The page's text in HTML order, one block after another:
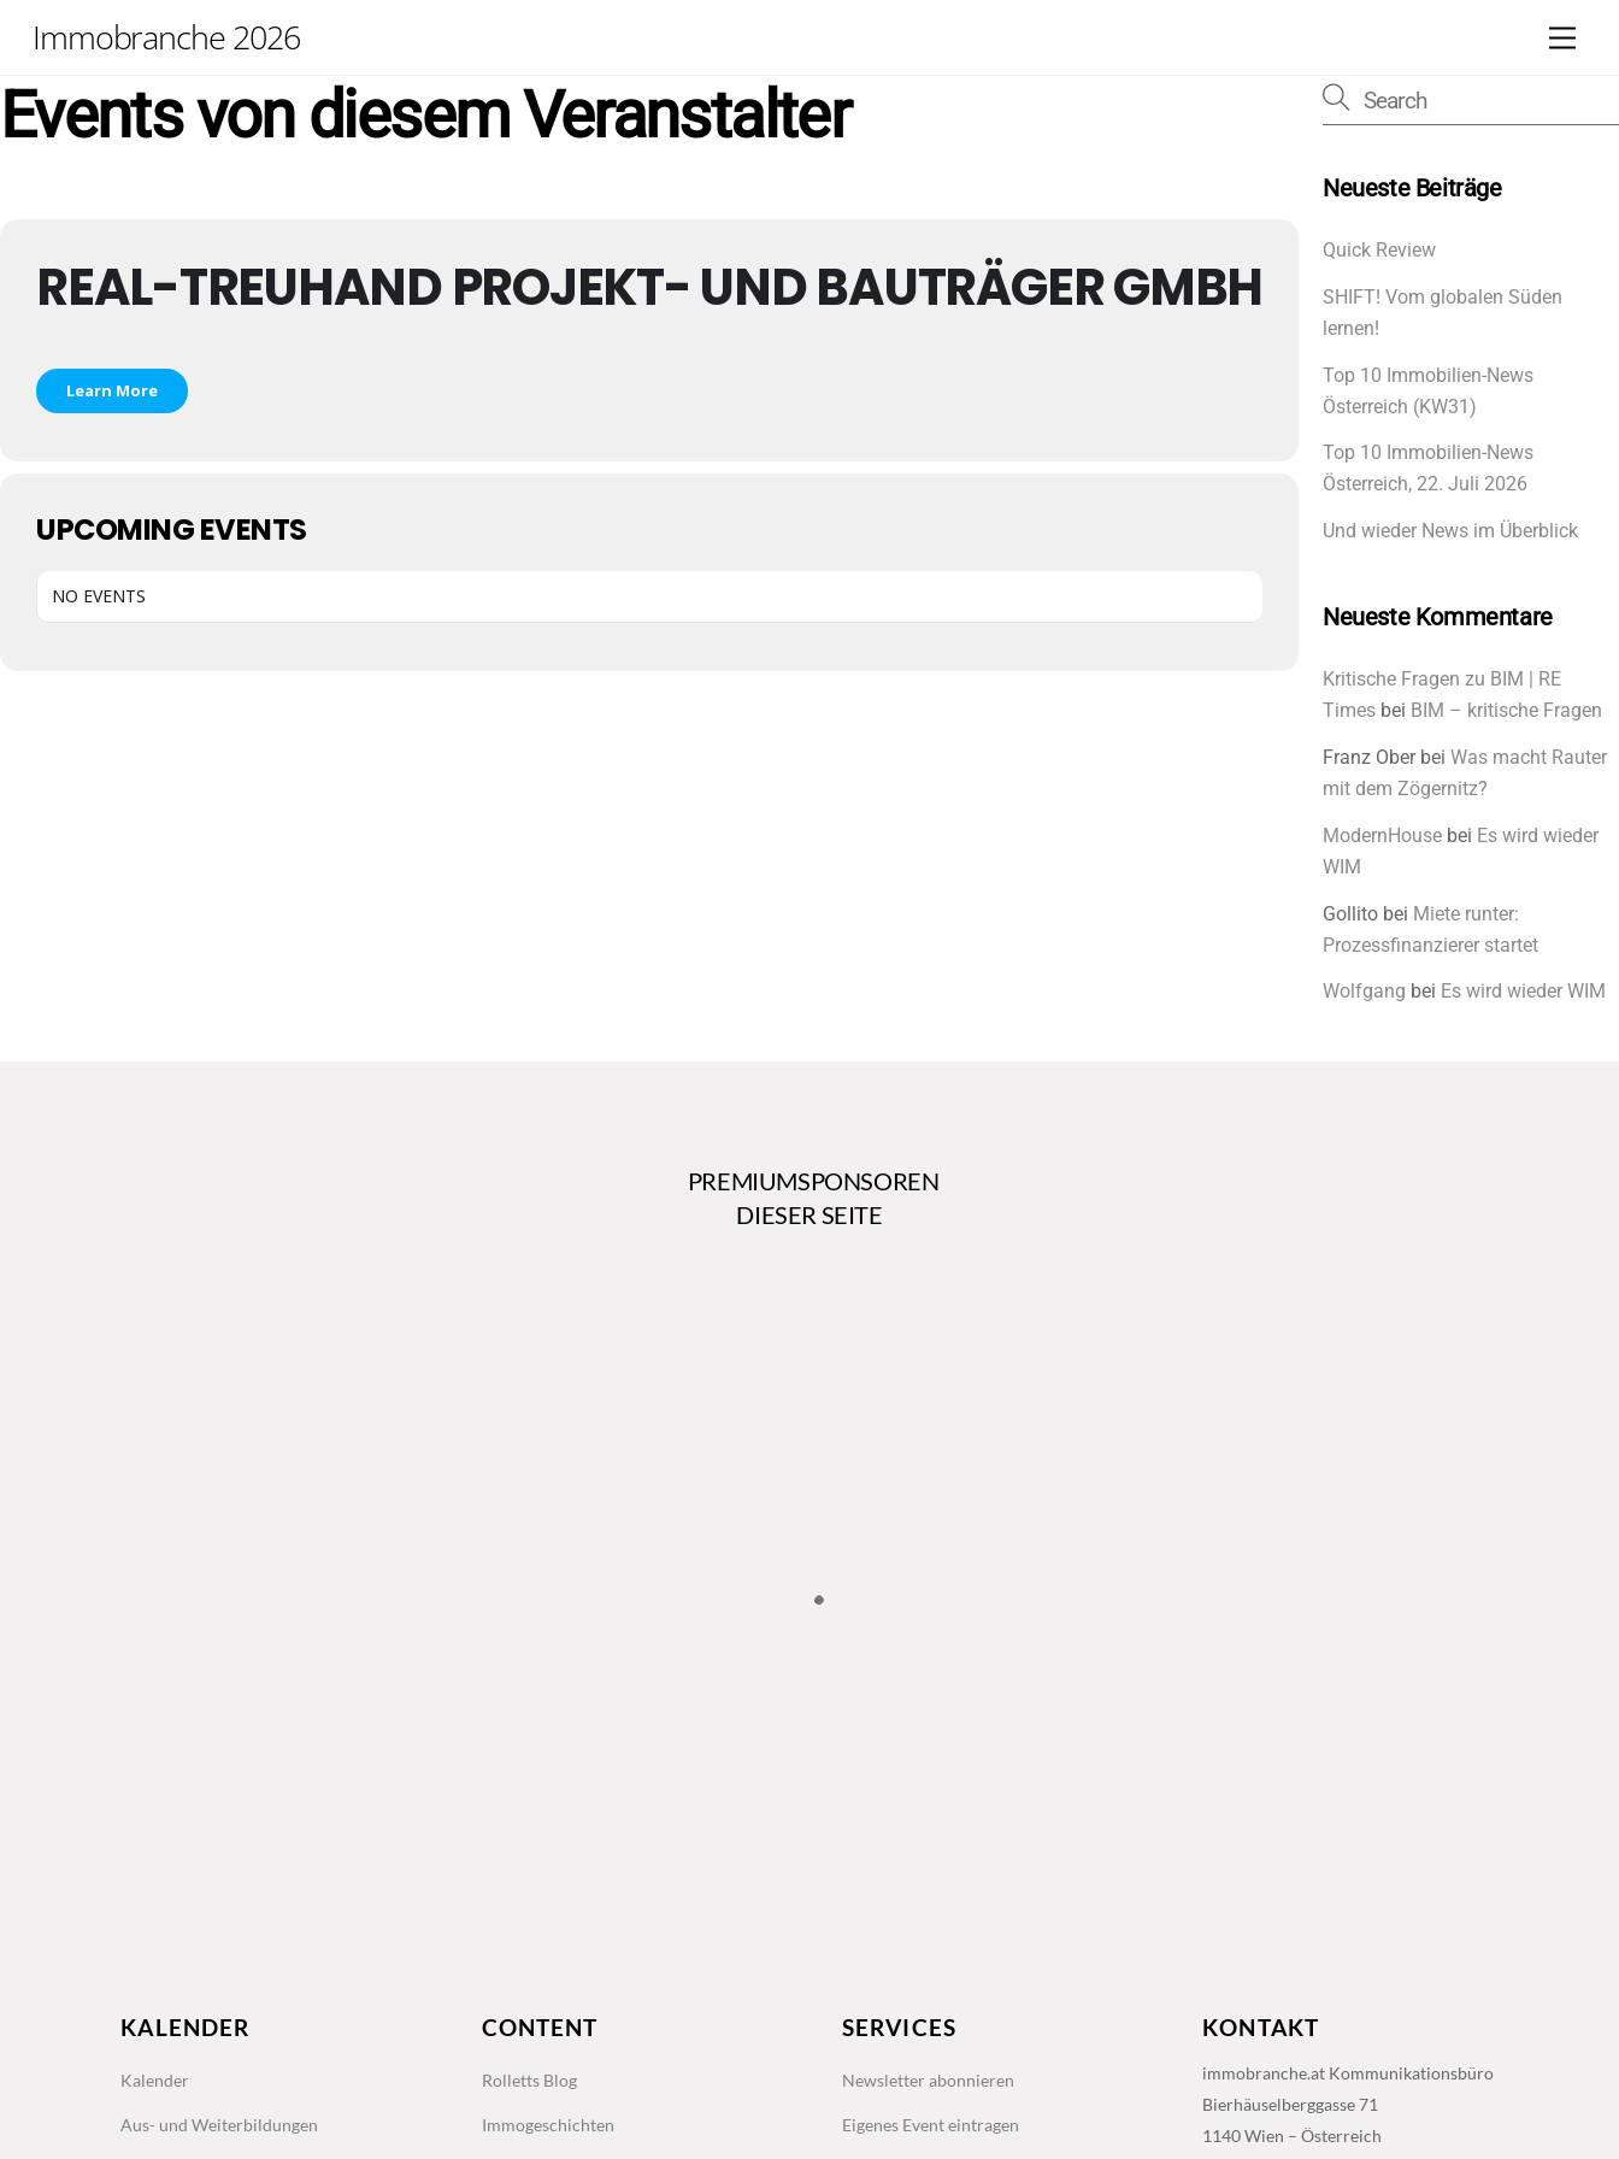
Immobranche 2026
Events von diesem Veranstalter
REAL-TREUHAND PROJEKT- UND BAUTRÄGER GMBH
Learn More
UPCOMING EVENTS
NO EVENTS
Neueste Beiträge
Quick Review
SHIFT! Vom globalen Süden
lernen!
Top 10 Immobilien-News
Österreich (KW31)
Top 10 Immobilien-News
Österreich, 22. Juli 2026
Und wieder News im Überblick
Neueste Kommentare
Kritische Fragen zu BIM | RE
Times bei BIM – kritische Fragen
Franz OberbeiWas macht Rauter
mit dem Zögernitz?
ModernHouse bei Es wird wieder
WIM
Gollito bei Miete runter:
Prozessfinanzierer startet
Wolfgang bei Es wird wieder WIM
PREMIUMSPONSOREN
DIESER SEITE
KALENDER
Kalender
Aus- und Weiterbildungen
CONTENT
Rolletts Blog
Immogeschichten
SERVICES
Newsletter abonnieren
Eigenes Event eintragen
KONTAKT
immobranche.at Kommunikationsbüro
Bierhäuselberggasse 71
1140 Wien – Österreich